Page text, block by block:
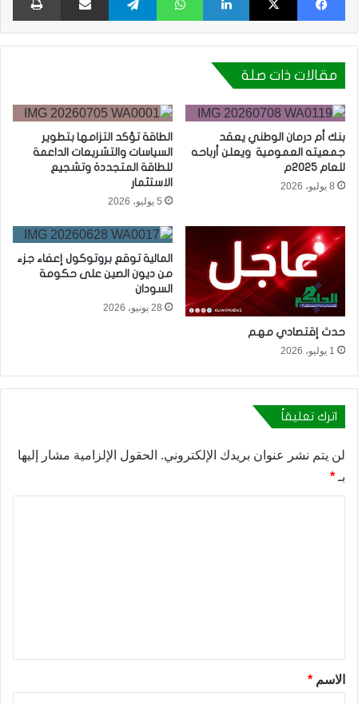
مقالات ذات صلة
بنك أم درمان الوطني يعقد
جمعيته العمومية ويعلن أرباحه
للعام 2025م
8 يوليو، 2026
الطاقة تؤكد التزامها بتطوير
السياسات والتشريعات الداعمة
للطاقة المتجددة وتشجيع
الاستثمار
5 يوليو، 2026
حدث إقتصادي مهم
1 يوليو، 2026
المالية توقع بروتوكول إعفاء جزء
من ديون الصين على حكومة
السودان
28 يونيو، 2026
اترك تعليقاً
لن يتم نشر عنوان بريدك الإلكتروني. الحقول الإلزامية مشار إليها
بـ *
*الاسم *